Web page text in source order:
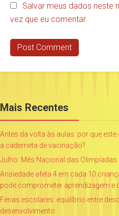
Salvar meus dados neste
vez que eu comentar.
Mais Recentes
Antes da volta às aulas: por que
a caderneta de vacinação?
Julho: Mês Nacional das
Ansiedade afeta 4 em cada 10
pode comprometer aprendizagem e
Férias escolares: equilíbrio entre
desenvolvimento